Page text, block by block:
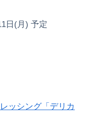
日(月) 予定
ッシング「デリカ